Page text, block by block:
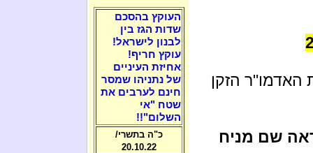
האדמו"ר הזקן
שם מניח
העוקץ בהסכם
שדות הגז בין
לבנון לישראל!
עוקץ חריף!
אחיזת העיניים
של נתניהו שמסר
חינם לערבים את
שטח "אי
השלום"!!
כ"ה בתשרי/
20.10.22